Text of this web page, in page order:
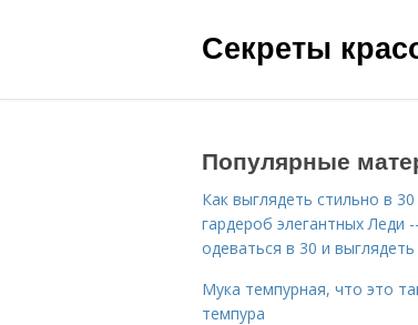
Секреты
Популярные
Как выглядеть стильно в
гардероб элегантных Леди
одеваться в 30 и
Мука темпурная, что это
темпура